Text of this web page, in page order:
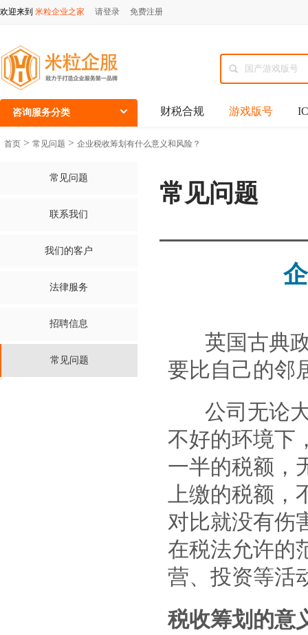
欢迎来到 米粒企业之家 请登录 免费注册
咨询服务分类 财税合规 游戏版号
首页 > 常见问题 > 企业税收筹划有什么意义和风险？
常见问题
联系我们
我们的客户
法律服务
招聘信息
常见问题
常见问题
英国古典政
要比自己的邻
公司无论大
不好的环境下
一半的税额，
上缴的税额，
对比就没有伤
在税法允许的
营、投资等活
税收筹划的意